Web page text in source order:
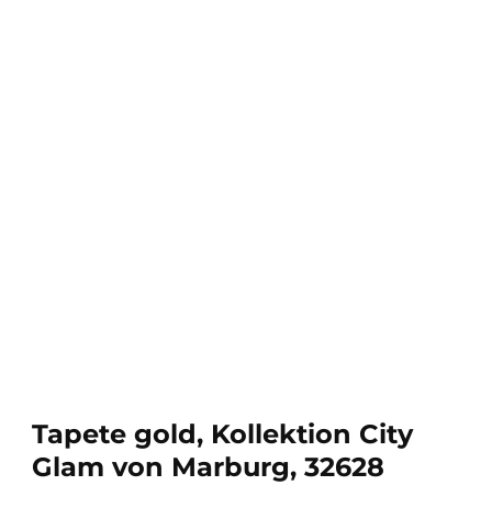
Tapete gold, Kollektion City
Glam von Marburg, 32628